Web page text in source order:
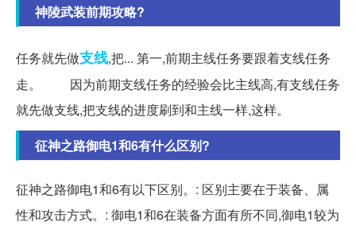
神陵武装前期攻略?
任务就先做支线,把... 第一,前期主线任务要跟着支线任务
走。 因为前期支线任务的经验会比主线高,有支线任务
就先做支线,把支线的进度刷到和主线一样,这样。
征神之路御电1和6有什么区别?
征神之路御电1和6有以下区别。: 区别主要在于装备、属
性和攻击方式。: 御电1和6在装备方面有所不同,御电1较为